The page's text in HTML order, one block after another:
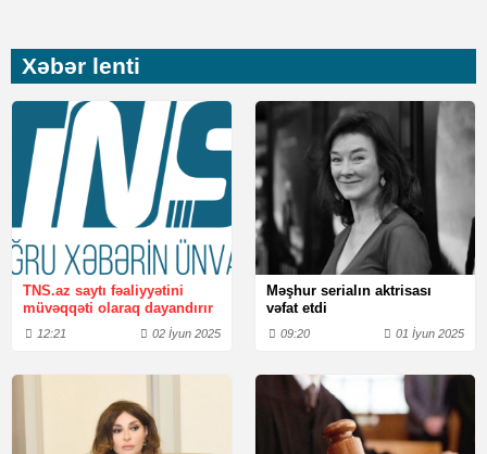
Xəbər lenti
TNS.az saytı fəaliyyətini
müvəqqəti olaraq dayandırır
12:21 02 İyun 2025
Məşhur serialın aktrisası
vəfat etdi
09:20 01 İyun 2025